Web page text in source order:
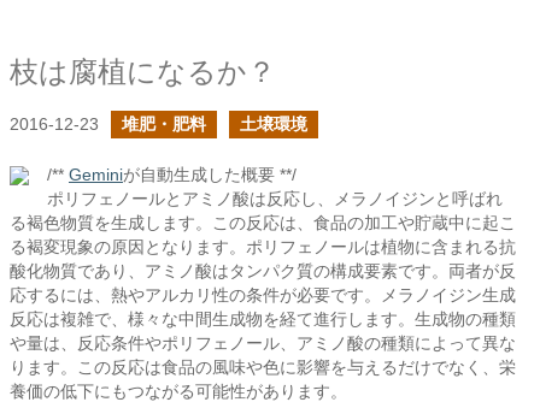
枝は腐植になるか？
2016-12-23 堆肥・肥料 土壌環境
/** Geminiが自動生成した概要 **/
ポリフェノールとアミノ酸は反応し、メラノイジンと呼ばれ
る褐色物質を生成します。この反応は、食品の加工や貯蔵中に起こ
る褐変現象の原因となります。ポリフェノールは植物に含まれる抗
酸化物質であり、アミノ酸はタンパク質の構成要素です。両者が反
応するには、熱やアルカリ性の条件が必要です。メラノイジン生成
反応は複雑で、様々な中間生成物を経て進行します。生成物の種類
や量は、反応条件やポリフェノール、アミノ酸の種類によって異な
ります。この反応は食品の風味や色に影響を与えるだけでなく、栄
養価の低下にもつながる可能性があります。